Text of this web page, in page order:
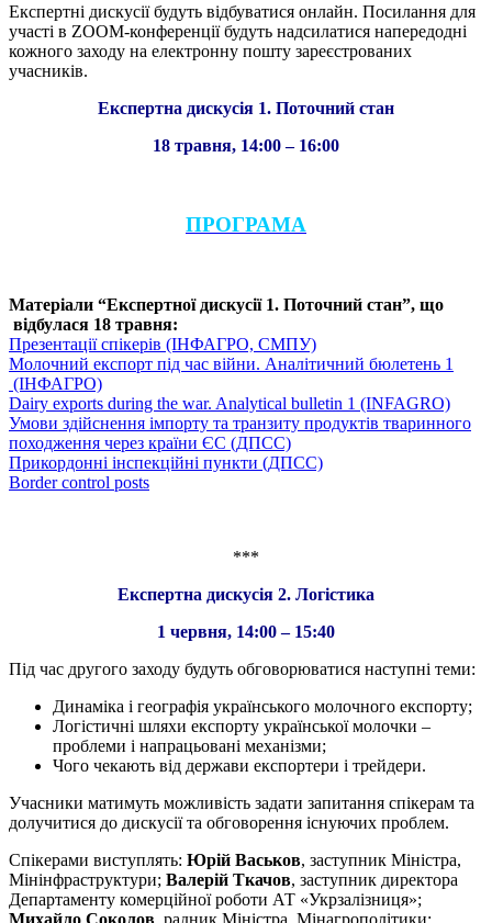
Експертні дискусії будуть відбуватися онлайн. Посилання для
участі в ZOOM-конференції будуть надсилатися напередодні
кожного заходу на електронну пошту зареєстрованих
учасників.
Експертна дискусія 1. Поточний стан
18 травня, 14:00 – 16:00
ПРОГРАМА
Матеріали “Експертної дискусії 1. Поточний стан”, що
відбулася 18 травня:
Презентації спікерів (ІНФАГРО, СМПУ)
Молочний експорт під час війни. Аналітичний бюлетень 1
(ІНФАГРО)
Dairy exports during the war. Analytical bulletin 1 (INFAGRO)
Умови здійснення імпорту та транзиту продуктів тваринного
походження через країни ЄС (ДПСС)
Прикордонні інспекційні пункти (ДПСС)
Border control posts
***
Експертна дискусія 2. Логістика
1 червня, 14:00 – 15:40
Під час другого заходу будуть обговорюватися наступні теми:
Динаміка і географія українського молочного експорту;
Логістичні шляхи експорту української молочки –
проблеми і напрацьовані механізми;
Чого чекають від держави експортери і трейдери.
Учасники матимуть можливість задати запитання спікерам та
долучитися до дискусії та обговорення існуючих проблем.
Спікерами виступлять: Юрій Васьков, заступник Міністра,
Мінінфраструктури; Валерій Ткачов, заступник директора
Департаменту комерційної роботи АТ «Укрзалізниця»;
Михайло Соколов , радник Міністра, Мінагрополітики;